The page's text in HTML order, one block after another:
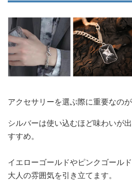
アクセサリーを選ぶ際に重要なのが
シルバーは使い込むほど味わいが
すすめ。
イエローゴールドやピンクゴール
大人の雰囲気を引き立てます。